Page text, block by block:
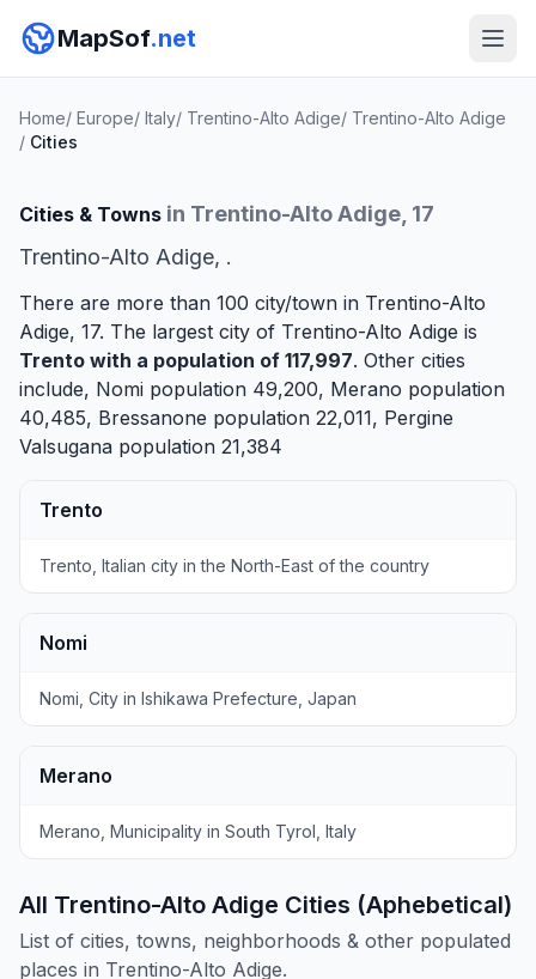
MapSof.net
Home/ Europe/ Italy/ Trentino-Alto Adige/ Trentino-Alto Adige
/ Cities
Cities & Towns in Trentino-Alto Adige, 17
Trentino-Alto Adige, .
There are more than 100 city/town in Trentino-Alto
Adige, 17. The largest city of Trentino-Alto Adige is
Trento with a population of 117,997. Other cities
include, Nomi population 49,200, Merano population
40,485, Bressanone population 22,011, Pergine
Valsugana population 21,384
Trento
Trento, Italian city in the North-East of the country
Nomi
Nomi, City in Ishikawa Prefecture, Japan
Merano
Merano, Municipality in South Tyrol, Italy
All Trentino-Alto Adige Cities (Aphebetical)
List of cities, towns, neighborhoods & other populated
places in Trentino-Alto Adige.